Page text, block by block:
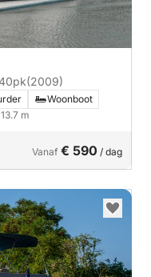
Woonboot Houseboat Minuetto 6 40pk(2009)
Woonboot
13.7 m
Vanaf € 590 / dag